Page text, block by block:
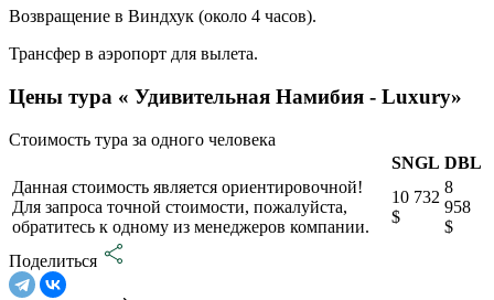
Возвращение в Виндхук (около 4 часов).
Трансфер в аэропорт для вылета.
Цены тура « Удивительная Намибия - Luxury»
Стоимость тура за одного человека
SNGL DBL
Данная стоимость является ориентировочной!
Для запроса точной стоимости, пожалуйста,
обратитесь к одному из менеджеров компании.
10 732
$
8
958
$
Поделиться